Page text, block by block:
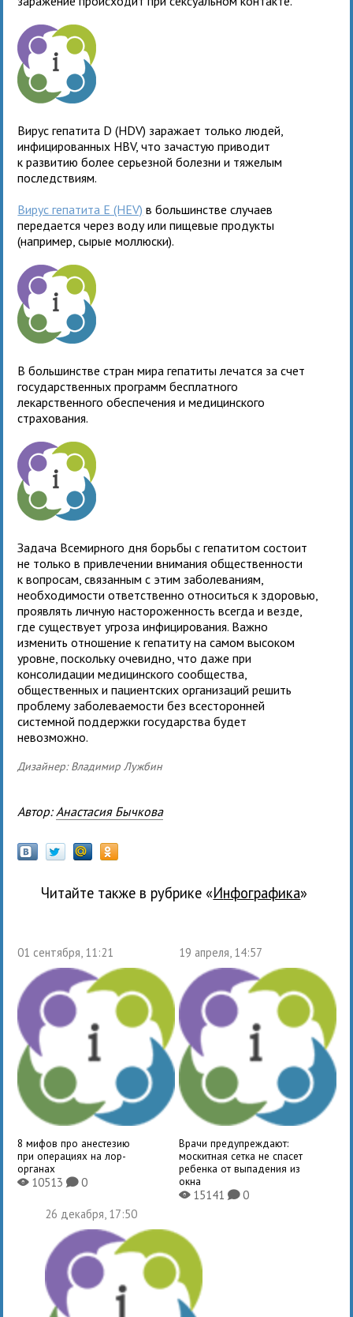
Вирус гепатита D (HDV) заражает только людей,
инфицированных HBV, что зачастую приводит
к развитию более серьезной болезни и тяжелым
последствиям.
Вирус гепатита Е (HEV) в большинстве случаев
передается через воду или пищевые продукты
(например, сырые моллюски).
В большинстве стран мира гепатиты лечатся за счет
государственных программ бесплатного
лекарственного обеспечения и медицинского
страхования.
Задача Всемирного дня борьбы с гепатитом состоит
не только в привлечении внимания общественности
к вопросам, связанным с этим заболеваниям,
необходимости ответственно относиться к здоровью,
проявлять личную настороженность всегда и везде,
где существует угроза инфицирования. Важно
изменить отношение к гепатиту на самом высоком
уровне, поскольку очевидно, что даже при
консолидации медицинского сообщества,
общественных и пациентских организаций решить
проблему заболеваемости без всесторонней
системной поддержки государства будет
невозможно.
Дизайнер: Владимир Лужбин
Автор: Анастасия Бычкова
Читайте также в рубрике « Инфографика»
01 сентября, 11:21
8 мифов про анестезию
при операциях на лор-
органах
X10513K0
19 апреля, 14:57
Врачи предупреждают:
москитная сетка не спасет
ребенка от выпадения из
окна
X15141 K0
26 декабря, 17:50